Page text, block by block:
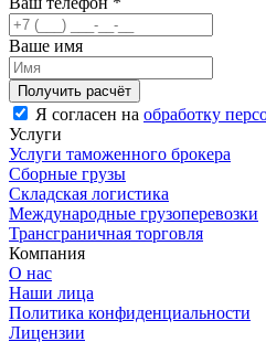
Ваше имя
Я согласен на обработку
Услуги
Услуги таможенного брокера
Сборные грузы
Складская логистика
Международные грузоперевозки
Трансграничная торговля
Компания
О нас
Наши лица
Политика конфиденциальности
Лицензии